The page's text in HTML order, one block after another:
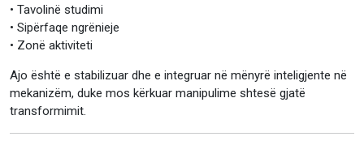
• Tavolinë studimi
• Sipërfaqe ngrënieje
• Zonë aktiviteti
Ajo është e stabilizuar dhe e integruar në mënyrë inteligjente në
mekanizëm, duke mos kërkuar manipulime shtesë gjatë
transformimit.